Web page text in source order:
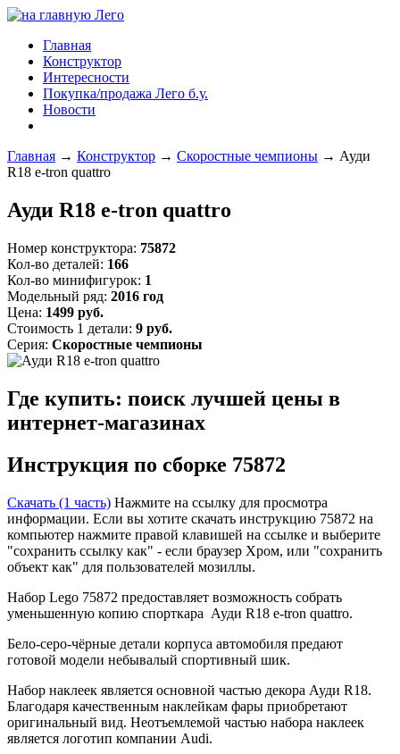
Главная
Конструктор
Интересности
Покупка/продажа Лего б.у.
Новости
Главная → Конструктор → Скоростные чемпионы → Ауди
R18 e-tron quattro
Ауди R18 e-tron quattro
Номер конструктора: 75872
Кол-во деталей: 166
Кол-во минифигурок: 1
Модельный ряд: 2016 год
Цена: 1499 руб.
Стоимость 1 детали: 9 руб.
Серия: Скоростные чемпионы
Где купить: поиск лучшей цены в
интернет-магазинах
Инструкция по сборке 75872
Скачать (1 часть) Нажмите на ссылку для просмотра
информации. Если вы хотите скачать инструкцию 75872 на
компьютер нажмите правой клавишей на ссылке и выберите
"сохранить ссылку как" - если браузер Хром, или "сохранить
объект как" для пользователей мозиллы.
Набор Lego 75872 предоставляет возможность собрать
уменьшенную копию спорткара Ауди R18 e-tron quattro.
Бело-серо-чёрные детали корпуса автомобиля предают
готовой модели небывалый спортивный шик.
Набор наклеек является основной частью декора Ауди R18.
Благодаря качественным наклейкам фары приобретают
оригинальный вид. Неотъемлемой частью набора наклеек
является логотип компании Audi.